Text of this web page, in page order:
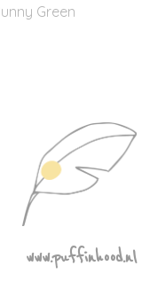
Green
www.puffinhood.nl